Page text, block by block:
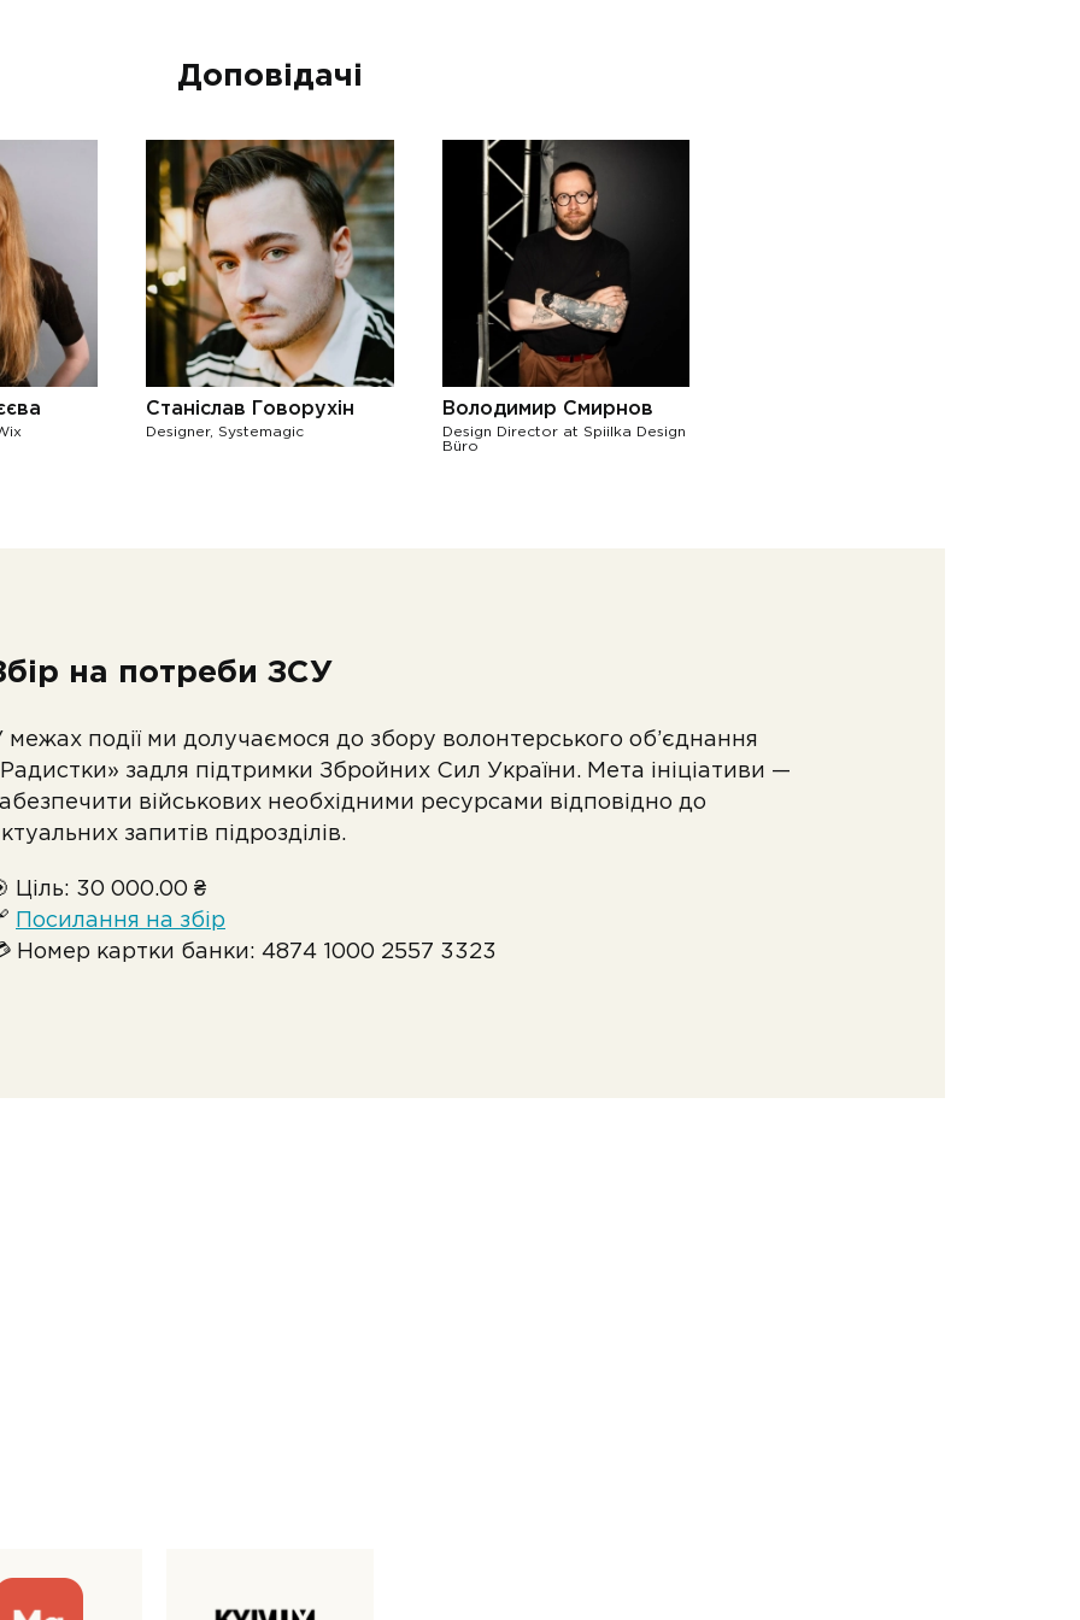
Доповідачі
Станіслав Говорухін
Designer, Systemagic
Володимир Смирнов
Design Director at Spiilka Design
Büro
на потреби ЗСУ
межах події ми долучаємося до збору волонтерського об’єднання
задля підтримки Збройних Сил України. Мета ініціативи —
військових необхідними ресурсами відповідно до
запитів підрозділів.
Ціль: 30 000.00 ₴
Посилання на збір
Номер картки банки: 4874 1000 2557 3323